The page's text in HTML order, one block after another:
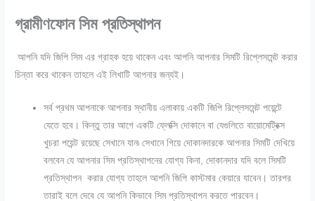
গ্রামীণফোন সিম প্রতিস্থাপন
আপনি যদি জিপি সিম এর গ্রাহক হয়ে থাকেন এবং আপনি আপনার সিমটি রিপ্লেসমেন্ট করার
চিন্তা করে থাকেন তাহলে এই লিখাটি আপনার জন্যই।
সর্ব প্রথম আপনাকে আপনার স্থানীয় এলাকায় একটি জিপি রিপ্লেসমেন্ট পয়েন্টে
যেতে হবে। কিন্তু তার আগে একটি ফ্লেক্সি দোকানে বা যেগুলিতে বায়োমেট্রিক্স
খুচরা পয়েন্ট রয়েছে সেখানে যান৷ সেখানে গিয়ে দোকানদারকে আপনার সিমটি দেখিয়ে
বলবেন যে আপনার সিম প্রতিস্থাপনের যোগ্য কিনা, দোকানদার যদি বলে সিমটি
প্রতিস্থাপন করার যোগ্য তাহলে আপনি জিপি কাস্টমার কেয়ারে যাবেন। তারপর
তারাই বলে দেবে যে আপনি কিভাবে সিম প্রতিস্থাপন করতে পারবেন।